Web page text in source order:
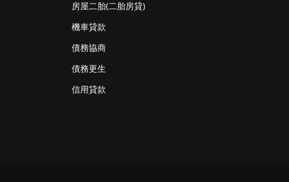
房屋二胎(二胎房貸)
機車貸款
債務協商
債務更生
信用貸款